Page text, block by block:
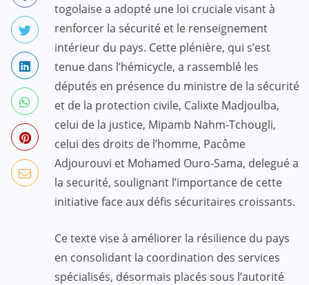
togolaise a adopté une loi cruciale visant à
renforcer la sécurité et le renseignement
intérieur du pays. Cette plénière, qui s’est
tenue dans l’hémicycle, a rassemblé les
députés en présence du ministre de la sécurité
et de la protection civile, Calixte Madjoulba,
celui de la justice, Mipamb Nahm-Tchougli,
celui des droits de l’homme, Pacôme
Adjourouvi et Mohamed Ouro-Sama, delegué a
la securité, soulignant l’importance de cette
initiative face aux défis sécuritaires croissants.
Ce texte vise à améliorer la résilience du pays
en consolidant la coordination des services
spécialisés, désormais placés sous l’autorité